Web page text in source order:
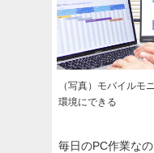
（写真）モバイルモ
環境にできる
毎日のPC作業な